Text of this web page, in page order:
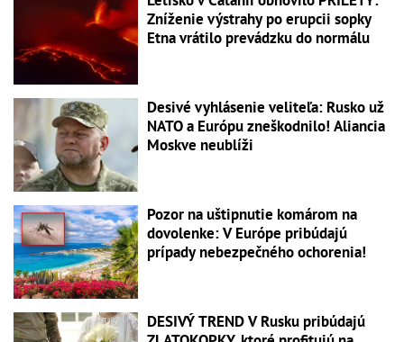
Zníženie výstrahy po erupcii sopky
Etna vrátilo prevádzku do normálu
Desivé vyhlásenie veliteľa: Rusko už
NATO a Európu zneškodnilo! Aliancia
Moskve neublíži
Pozor na uštipnutie komárom na
dovolenke: V Európe pribúdajú
prípady nebezpečného ochorenia!
DESIVÝ TREND V Rusku pribúdajú